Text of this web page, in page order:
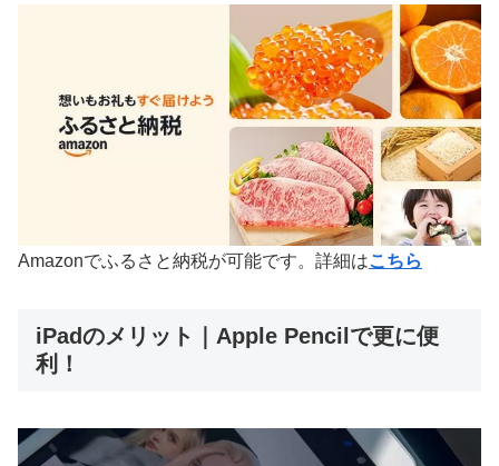
Amazonでふるさと納税が可能です。詳細はこちら
iPadのメリット｜Apple Pencilで更に便
利！